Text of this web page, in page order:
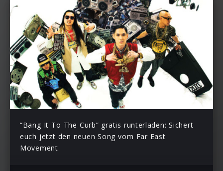
“Bang It To The Curb” gratis runterladen: Sichert
euch jetzt den neuen Song vom Far East
Movement